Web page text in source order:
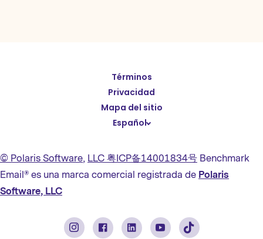
Términos
Privacidad
Mapa del sitio
Español
Deutsch
繁體中文
简体中文
© Polaris Software, LLC 粤ICP备14001834号 Benchmark
Email® es una marca comercial registrada de Polaris
Software, LLC